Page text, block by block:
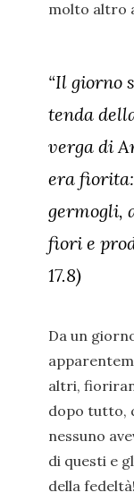
molto altro
“Il giorno
tenda
verga di
era
germogli,
fiori e
17.8)
Da un
altri,
dopo tutto,
nessuno
di questi e
della